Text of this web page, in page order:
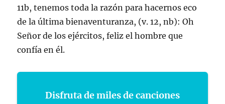
11b, tenemos toda la razón para hacernos eco
de la última bienaventuranza, (v. 12, nb): Oh
Señor de los ejércitos, feliz el hombre que
confía en él.
Disfruta de miles de canciones